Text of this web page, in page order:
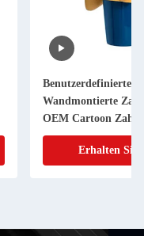
Benutzerdefinierte
Wandmontierte
OEM Cartoon
Erhalten Sie